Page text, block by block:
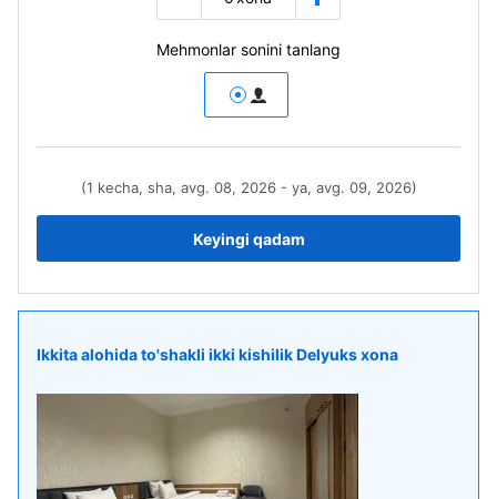
Mehmonlar sonini tanlang
(1 kecha, sha, avg. 08, 2026 - ya, avg. 09, 2026)
Keyingi qadam
Ikkita alohida to'shakli ikki kishilik Delyuks xona